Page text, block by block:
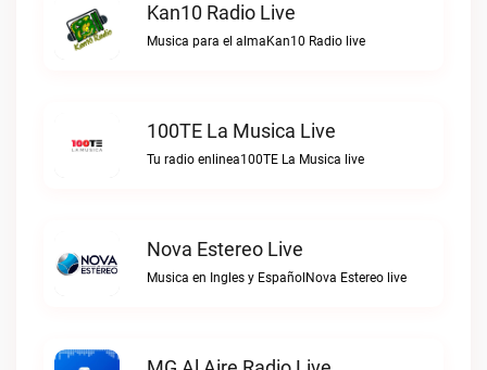
Kan10 Radio Live
Musica para el almaKan10 Radio live
100TE La Musica Live
Tu radio enlinea100TE La Musica live
Nova Estereo Live
Musica en Ingles y EspañolNova Estereo live